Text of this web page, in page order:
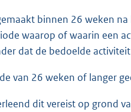
binnen 26 weken
waarop of waarin een
dat de bedoelde
van 26 weken of langer
dit vereist op grond